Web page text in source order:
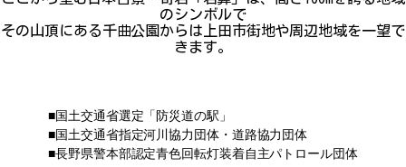
のシンボルで
その山頂にある千曲公園からは上田市街地や周辺地域を一望で
きます。
■国土交通省選定「防災道の駅」
■国土交通省指定河川協力団体・道路協力団体
■長野県警本部認定青色回転灯装着自主パトロール団体